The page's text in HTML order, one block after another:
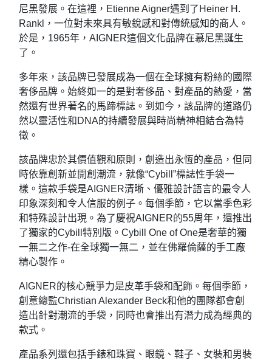
尼黑發展。在這裡，Etienne Aigner遇到了Heiner H.
Rankl，一位對未來具有敏銳感和對傳統感知的商人。
於是，1965年，AIGNER這個文化品牌在慕尼黑誕生
了。
多年來，該品牌已發展成為一個在全球擁有粉絲的國際
奢侈品牌。始終如一的是對奢侈品、對產品的熱愛，當
然還有世界著名的馬蹄標誌。到如今，該品牌的道路仍
然以靈活性和DNA的持續發展與時尚精神相結合為特
徵。
該品牌忠於其價值觀和原則，創造出永恆的產品，但同
時依靠創新並開創潮流，就像“Cybill”標誌性手袋一
樣。這款手袋是AIGNER清晰、優雅設計語言的最令人
印象深刻和令人信服的例子。每個季節，它以當季色彩
和特殊設計出現。為了慶祝AIGNER的55周年，還推出
了獨家的Cybill特別版。Cybill One of One是奢華的獨
一無二之作-在全球獨一無二，並在佛羅倫薩的手工廠
精心製作。
AIGNER的核心競爭力是皮革手袋和配飾。每個季節，
創意總監Christian Alexander Beck和他的團隊都會創
造出針對潮流的手袋，同時也會推出有潛力成為經典的
款式。
產品系列還包括手錶和珠寶、眼鏡、鞋子、女裝和男裝